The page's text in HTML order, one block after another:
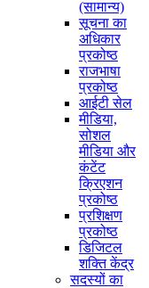
(सामान्य)
सूचना का
अधिकार
प्रकोष्ठ
राजभाषा
प्रकोष्ठ
आईटी सेल
मीडिया,
सोशल
मीडिया और
कंटेंट
क्रिएशन
प्रकोष्ठ
प्रशिक्षण
प्रकोष्ठ
डिजिटल
शक्ति केंद्र
सदस्यों का